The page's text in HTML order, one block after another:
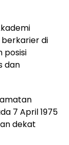
berkarier di
posisi
dan
7 April 1975
dekat